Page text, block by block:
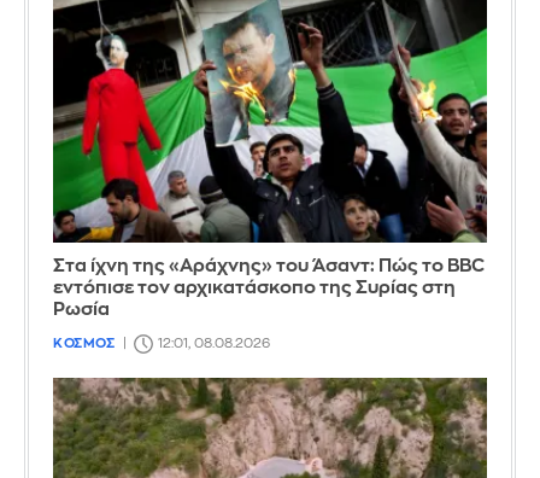
Στα ίχνη της «Αράχνης» του Άσαντ: Πώς το BBC
εντόπισε τον αρχικατάσκοπο της Συρίας στη
Ρωσία
ΚΟΣΜΟΣ 12:01, 08.08.2026